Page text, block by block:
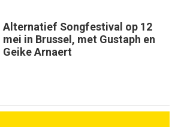
Alternatief Songfestival op 12
mei in Brussel, met Gustaph en
Geike Arnaert